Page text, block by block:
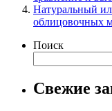
Натуральный
облицовочных
Поиск
Свежие